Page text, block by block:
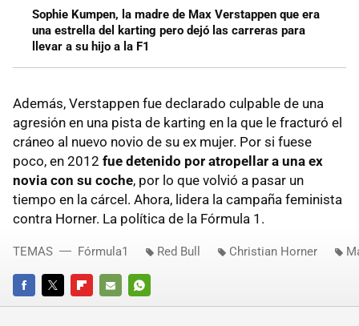
Sophie Kumpen, la madre de Max Verstappen que era
una estrella del karting pero dejó las carreras para
llevar a su hijo a la F1
Además, Verstappen fue declarado culpable de una
agresión en una pista de karting en la que le fracturó el
cráneo al nuevo novio de su ex mujer. Por si fuese
poco, en 2012 fue detenido por atropellar a una ex
novia con su coche, por lo que volvió a pasar un
tiempo en la cárcel. Ahora, lidera la campaña feminista
contra Horner. La política de la Fórmula 1.
FACEBOOKTWITTERFLIPBOARD
E-
WHATSAPP
TEMAS Fórmula1 Red Bull Christian Horner